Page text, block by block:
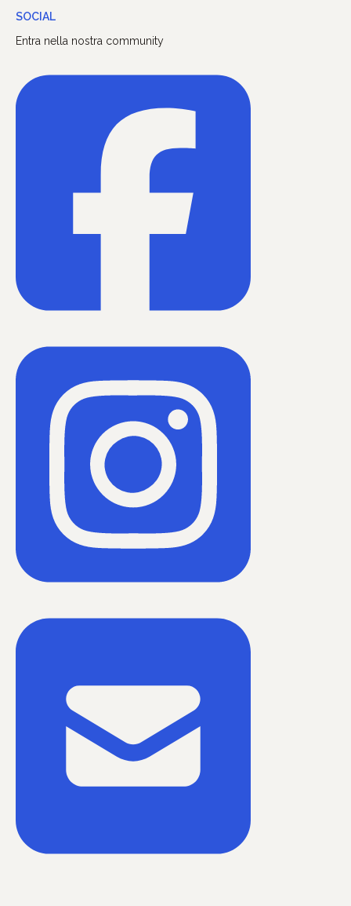
SOCIAL
Entra nella nostra community